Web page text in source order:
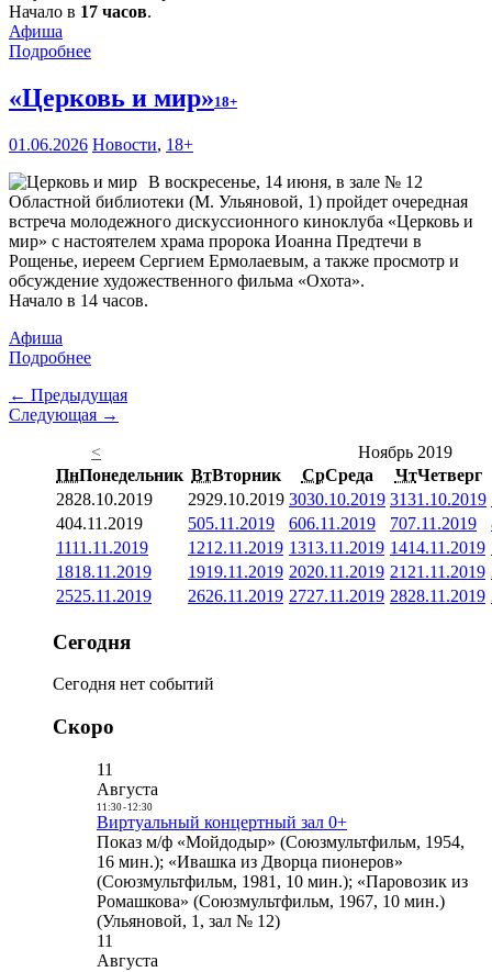
Начало в 17 часов.
Афиша
Подробнее
«Церковь и мир»18+
01.06.2026 Новости, 18+
В воскресенье, 14 июня, в зале № 12
Областной библиотеки (М. Ульяновой, 1) пройдет очередная
встреча молодежного дискуссионного киноклуба «Церковь и
мир» с настоятелем храма пророка Иоанна Предтечи в
Рощенье, иереем Сергием Ермолаевым, а также просмотр и
обсуждение художественного фильма «Охота».
Начало в 14 часов.
Афиша
Подробнее
← Предыдущая
Следующая →
<
Ноябрь 2019
ПнПонедельник ВтВторник СрСреда ЧтЧетверг
2828.10.2019 2929.10.2019 3030.10.2019 3131.10.2019
404.11.2019 505.11.2019 606.11.2019 707.11.2019
1111.11.2019 1212.11.2019 1313.11.2019 1414.11.2019
1818.11.2019 1919.11.2019 2020.11.2019 21 21.11.2019
2525.11.2019 2626.11.2019 2727.11.2019 2828.11.2019
Сегодня
Сегодня нет событий
Скоро
11
Августа
11:30- 12:30
Виртуальный концертный зал 0+
Показ м/ф «Мойдодыр» (Союзмультфильм, 1954,
16 мин.); «Ивашка из Дворца пионеров»
(Союзмультфильм, 1981, 10 мин.); «Паровозик из
Ромашкова» (Союзмультфильм, 1967, 10 мин.)
(Ульяновой, 1, зал № 12)
11
Августа